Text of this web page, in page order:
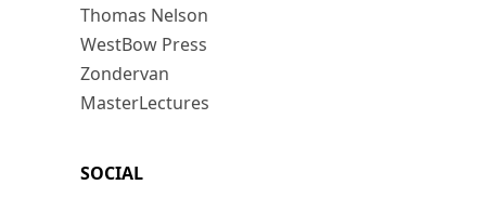
Thomas Nelson
WestBow Press
Zondervan
MasterLectures
SOCIAL